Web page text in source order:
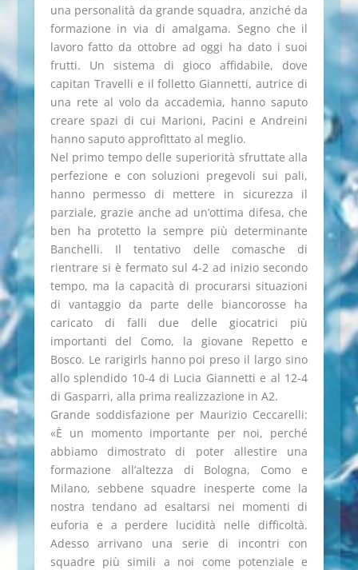
una personalità da grande squadra, anziché da
formazione in via di amalgama. Segno che il
lavoro fatto da ottobre ad oggi ha dato i suoi
frutti. Un sistema di gioco affidabile, dove
capitan Travelli e il folletto Giannetti, autrice di
una rete al volo da accademia, hanno saputo
creare spazi di cui Marioni, Pacini e Andreini
hanno saputo approfittato al meglio.
Nel primo tempo delle superiorità sfruttate alla
perfezione e con soluzioni pregevoli sui pali,
hanno permesso di mettere in sicurezza il
parziale, grazie anche ad un’ottima difesa, che
ben ha protetto la sempre più determinante
Banchelli. Il tentativo delle comasche di
rientrare si è fermato sul 4-2 ad inizio secondo
tempo, ma la capacità di procurarsi situazioni
di vantaggio da parte delle biancorosse ha
caricato di falli due delle giocatrici più
importanti del Como, la giovane Repetto e
Bosco. Le rarigirls hanno poi preso il largo sino
allo splendido 10-4 di Lucia Giannetti e al 12-4
di Gasparri, alla prima realizzazione in A2.
Grande soddisfazione per Maurizio Ceccarelli:
«È un momento importante per noi, perché
abbiamo dimostrato di poter allestire una
formazione all’altezza di Bologna, Como e
Milano, sebbene squadre inesperte come la
nostra tendano ad esaltarsi nei momenti di
euforia e a perdere lucidità nelle difficoltà.
Adesso arrivano una serie di incontri con
squadre più simili a noi come potenziale e